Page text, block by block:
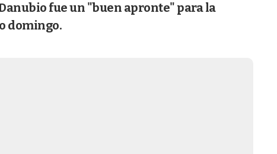
fue un "buen apronte" para la
domingo.